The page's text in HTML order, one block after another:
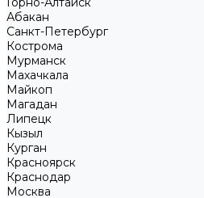
Абакан
Санкт-Петербург
Кострома
Мурманск
Махачкала
Майкоп
Магадан
Липецк
Кызыл
Курган
Красноярск
Краснодар
Москва